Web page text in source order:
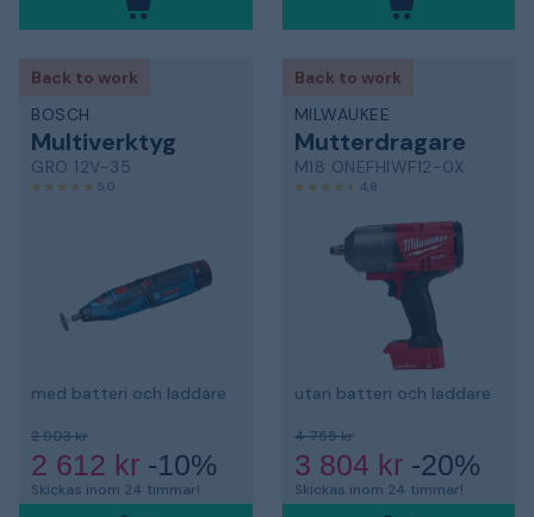
Back to work
BOSCH
Multiverktyg
GRO 12V-35
5,0
med batteri och laddare
2 903 kr
2 612 kr -10%
Skickas inom 24 timmar!
Back to work
MILWAUKEE
Mutterdragare
M18 ONEFHIWF12-0X
4,8
utan batteri och laddare
4 755 kr
3 804 kr-20%
Skickas inom 24 timmar!